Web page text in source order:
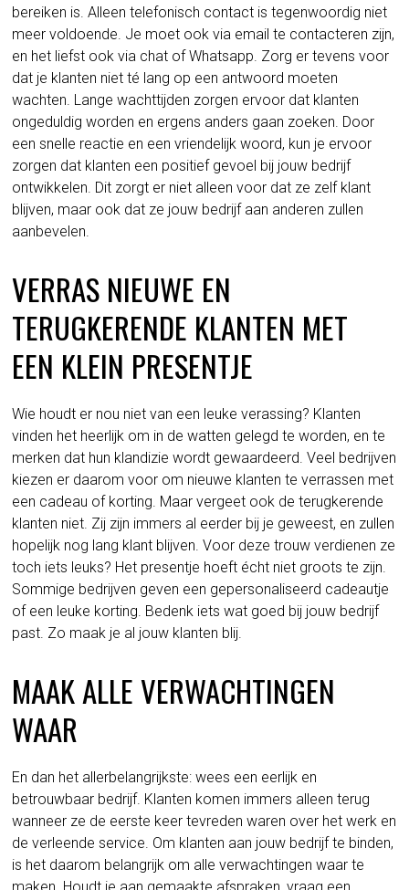
bereiken is. Alleen telefonisch contact is tegenwoordig niet
meer voldoende. Je moet ook via email te contacteren zijn,
en het liefst ook via chat of Whatsapp. Zorg er tevens voor
dat je klanten niet té lang op een antwoord moeten
wachten. Lange wachttijden zorgen ervoor dat klanten
ongeduldig worden en ergens anders gaan zoeken. Door
een snelle reactie en een vriendelijk woord, kun je ervoor
zorgen dat klanten een positief gevoel bij jouw bedrijf
ontwikkelen. Dit zorgt er niet alleen voor dat ze zelf klant
blijven, maar ook dat ze jouw bedrijf aan anderen zullen
aanbevelen.
VERRAS NIEUWE EN
TERUGKERENDE KLANTEN MET
EEN KLEIN PRESENTJE
Wie houdt er nou niet van een leuke verassing? Klanten
vinden het heerlijk om in de watten gelegd te worden, en te
merken dat hun klandizie wordt gewaardeerd. Veel bedrijven
kiezen er daarom voor om nieuwe klanten te verrassen met
een cadeau of korting. Maar vergeet ook de terugkerende
klanten niet. Zij zijn immers al eerder bij je geweest, en zullen
hopelijk nog lang klant blijven. Voor deze trouw verdienen ze
toch iets leuks? Het presentje hoeft écht niet groots te zijn.
Sommige bedrijven geven een gepersonaliseerd cadeautje
of een leuke korting. Bedenk iets wat goed bij jouw bedrijf
past. Zo maak je al jouw klanten blij.
MAAK ALLE VERWACHTINGEN
WAAR
En dan het allerbelangrijkste: wees een eerlijk en
betrouwbaar bedrijf. Klanten komen immers alleen terug
wanneer ze de eerste keer tevreden waren over het werk en
de verleende service. Om klanten aan jouw bedrijf te binden,
is het daarom belangrijk om alle verwachtingen waar te